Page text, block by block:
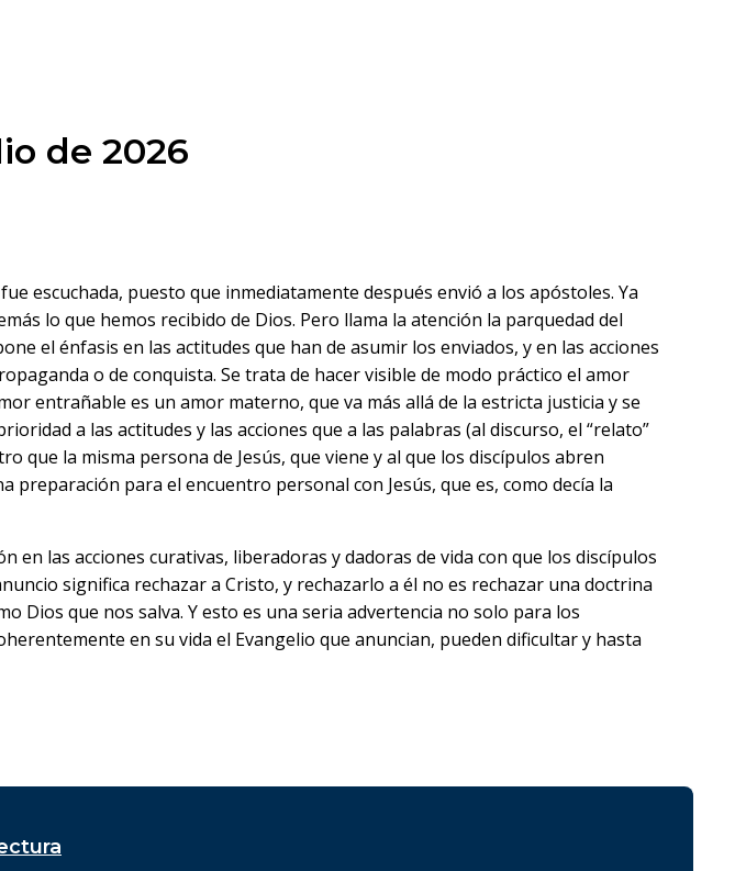
de 2026
escuchada, puesto que inmediatamente después envió a los apóstoles. Ya
lo que hemos recibido de Dios. Pero llama la atención la parquedad del
el énfasis en las actitudes que han de asumir los enviados, y en las acciones
o de conquista. Se trata de hacer visible de modo práctico el amor
entrañable es un amor materno, que va más allá de la estricta justicia y se
a las actitudes y las acciones que a las palabras (al discurso, el “relato”
que la misma persona de Jesús, que viene y al que los discípulos abren
preparación para el encuentro personal con Jesús, que es, como decía la
las acciones curativas, liberadoras y dadoras de vida con que los discípulos
significa rechazar a Cristo, y rechazarlo a él no es rechazar una doctrina
Dios que nos salva. Y esto es una seria advertencia no solo para los
en su vida el Evangelio que anuncian, pueden dificultar y hasta